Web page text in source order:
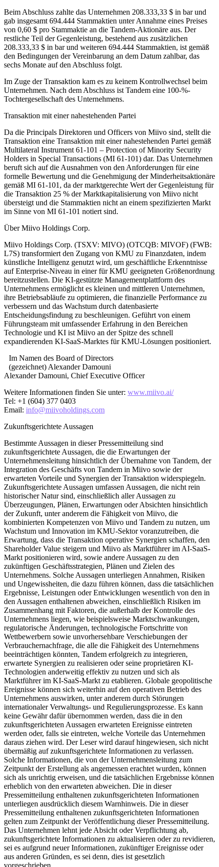
Beim Abschluss zahlte das Unternehmen 208.333,33 $ in bar und
gab insgesamt 694.444 Stammaktien unter Annahme eines Preises
von 0,60 $ pro Stammaktie an die Tandem-Aktionäre aus. Der
restliche Teil der Gegenleistung, bestehend aus zusätzlichen
208.333,33 $ in bar und weiteren 694.444 Stammaktien, ist gemäß
den Bedingungen der Vereinbarung an dem Datum zahlbar, das
sechs Monate auf den Abschluss folgt.
Im Zuge der Transaktion kam es zu keinem Kontrollwechsel beim
Unternehmen. Nach dem Abschluss ist Tandem eine 100-%-
Tochtergesellschaft des Unternehmens.
Transaktion mit einer nahestehenden Partei
Da die Principals Direktoren und Officers von Miivo sind, stellt die
Transaktion eine Transaktion mit einer nahestehenden Partei gemäß
Multilateral Instrument 61-101 – Protection of Minority Security
Holders in Special Transactions (MI 61-101) dar. Das Unternehmen
beruft sich auf die Ausnahmen von den Anforderungen für eine
formelle Bewertung und die Genehmigung der Minderheitsaktionäre
gemäß MI 61-101, da der marktgerechte Wert der Gegenleistung für
die Transaktion 25 % der Marktkapitalisierung von Miivo nicht
übersteigt und die Stammaktien nicht an einem spezifizierten Markt
im Sinne von MI 61-101 notiert sind.
Über Miivo Holdings Corp.
Miivo Holdings Corp. (TSXV: MIVO) (OTCQB: MIVOF) (FWB:
L7S) transformiert den Zugang von KMU zu Finanzdaten, indem
künstliche Intelligenz genutzt wird, um geschäftliche Erkenntnisse
auf Enterprise-Niveau in einer für KMU geeigneten Größenordnung
bereitzustellen. Die KI-gestützte Managementplattform des
Unternehmens ermöglicht es kleinen und mittleren Unternehmen,
ihre Betriebsabläufe zu optimieren, die finanzielle Performance zu
verbessern und das Wachstum durch datenbasierte
Entscheidungsfindung zu beschleunigen. Geführt von einem
Führungsteam mit umfassender Erfahrung in den Bereichen
Technologie und KI ist Miivo an der Spitze des schnell
expandierenden KI-SaaS-Marktes für KMU-Lösungen positioniert.
Im Namen des Board of Directors
(gezeichnet) Alexander Damouni
Alexander Damouni, Chief Executive Officer
Weitere Informationen finden Sie unter: www.miivo.ai/
Tel: +1 (604) 377 0403
Email: info@miivoholdings.com
Zukunftsgerichtete Aussagen
Bestimmte Aussagen in dieser Pressemitteilung sind
zukunftsgerichtete Aussagen, die die Erwartungen der
Unternehmensleitung hinsichtlich der Übernahme von Tandem, der
Integration des Geschäfts von Tandem in Miivo sowie der
erwarteten Vorteile und Synergien der Transaktion widerspiegeln.
Zukunftsgerichtete Aussagen umfassen Aussagen, die nicht rein
historischer Natur sind, einschließlich aller Aussagen zu
Überzeugungen, Plänen, Erwartungen oder Absichten hinsichtlich
der Zukunft, unter anderem die Fähigkeit von Miivo, die
kombinierten Kompetenzen von Miivo und Tandem zu nutzen, um
Wachstum und Innovation im KMU-Sektor voranzutreiben, die
Erwartung, dass die Transaktion operative Synergien schaffen, den
Shareholder Value steigern und Miivo als Marktführer im AI-SaaS-
Markt positionieren wird, sowie andere Aussagen zu den
zukünftigen Geschäftsstrategien, Plänen und Zielen des
Unternehmens. Solche Aussagen unterliegen Annahmen, Risiken
und Ungewissheiten, die dazu führen können, dass die tatsächlichen
Ergebnisse, Leistungen oder Entwicklungen wesentlich von den in
den Aussagen enthaltenen abweichen, einschließlich Risiken im
Zusammenhang mit Faktoren, die außerhalb der Kontrolle des
Unternehmens liegen, wie beispielsweise Marktschwankungen,
regulatorische Änderungen, technologische Fortschritte von
Wettbewerbern sowie unvorhersehbare Verschiebungen der
Verbrauchernachfrage, die alle die Fähigkeit des Unternehmens
beeinträchtigen könnten, Tandem erfolgreich zu integrieren,
erwartete Synergien zu realisieren oder seine proprietären KI-
Technologien anderweitig effektiv zu nutzen und sich als
Marktführer im KI-SaaS-Markt zu etablieren. Globale geopolitische
Ereignisse können sich weiterhin auf den operativen Betrieb des
Unternehmens auswirken, unter anderem durch Störungen
internationaler Verwaltungs- und Regulierungsprozesse. Es kann
keine Gewähr dafür übernommen werden, dass die in den
zukunftsgerichteten Aussagen erwarteten Ereignisse eintreten
werden oder, falls sie eintreten, welche Vorteile das Unternehmen
daraus ziehen wird. Der Leser wird darauf hingewiesen, sich nicht
übermäßig auf zukunftsgerichtete Informationen zu verlassen.
Solche Informationen, die von der Unternehmensleitung zum
Zeitpunkt der Erstellung als angemessen erachtet wurden, können
sich als unrichtig erweisen, und die tatsächlichen Ergebnisse können
erheblich von den erwarteten abweichen. Die in dieser
Pressemitteilung enthaltenen zukunftsgerichteten Informationen
unterliegen ausdrücklich diesem Warnhinweis. Die in dieser
Pressemitteilung enthaltenen zukunftsgerichteten Informationen
gelten zum Zeitpunkt der Veröffentlichung dieser Pressemitteilung.
Das Unternehmen lehnt jede Absicht oder Verpflichtung ab,
zukunftsgerichtete Informationen zu aktualisieren oder zu revidieren,
sei es aufgrund neuer Informationen, zukünftiger Ereignisse oder
aus anderen Gründen, es sei denn, dies ist gesetzlich
vorgeschrieben.